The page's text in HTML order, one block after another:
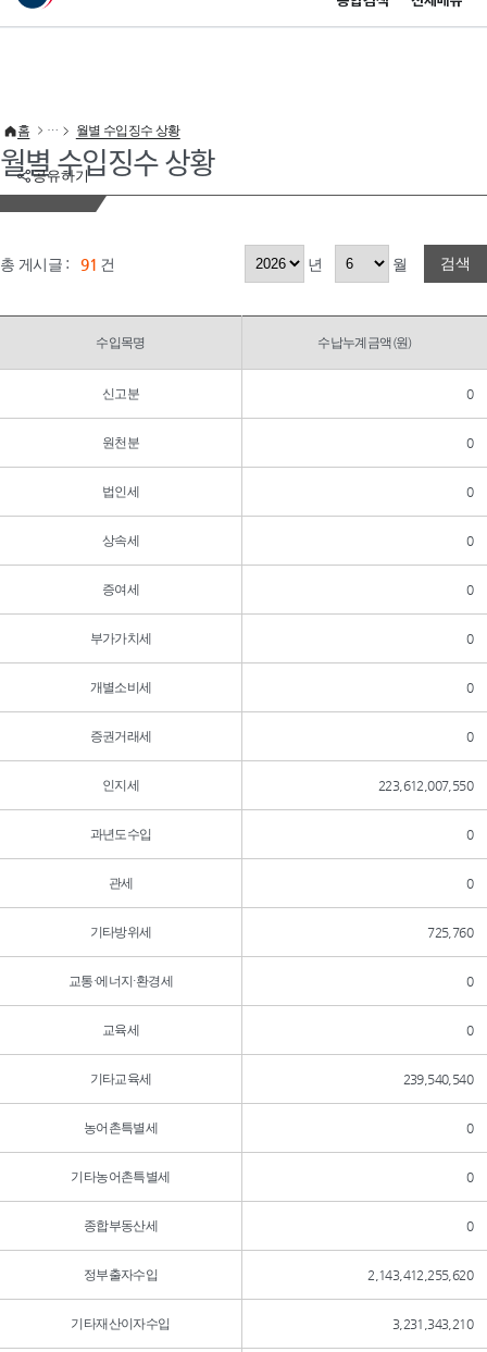
이 누리집은 대한민국 공식 전자정부 누리집입니다.
공유하기
홈 월별 수입징수 상황
월별 수입징수 상황
총 게시글 : 91 건 년 월 검색
수입목명 수납누계금액(원)
신고분 0
원천분 0
법인세 0
상속세 0
증여세 0
부가가치세 0
개별소비세 0
증권거래세 0
인지세 223,612,007,550
과년도수입 0
관세 0
기타방위세 725,760
교통·에너지·환경세 0
교육세 0
기타교육세 239,540,540
농어촌특별세 0
기타농어촌특별세 0
종합부동산세 0
정부출자수입 2,143,412,255,620
기타재산이자수입 3,231,343,210